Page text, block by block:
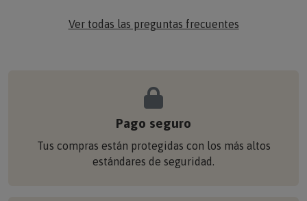
Ver todas las preguntas frecuentes
Pago seguro
Tus compras están protegidas con los más altos
estándares de seguridad.